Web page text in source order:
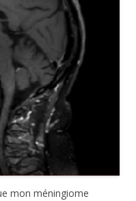
mon méningiome